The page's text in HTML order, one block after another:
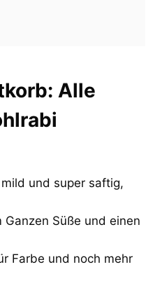
Alle
und super saftig,
Süße und einen
Farbe und noch mehr